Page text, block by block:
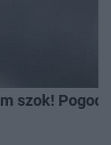
szok!